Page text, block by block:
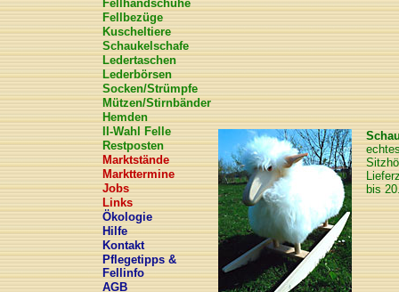
Fellhandschuhe
Fellbezüge
Kuscheltiere
Schaukelschafe
Ledertaschen
Lederbörsen
Socken/Strümpfe
Mützen/Stirnbänder
Hemden
II-Wahl Felle
Restposten
Marktstände
Markttermine
Jobs
Links
Ökologie
Hilfe
Kontakt
Pflegetipps &
Fellinfo
AGB
bis